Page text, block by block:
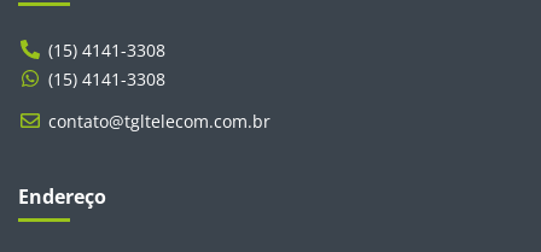
(15) 4141-3308
(15) 4141-3308
contato@tgltelecom.com.br
Endereço